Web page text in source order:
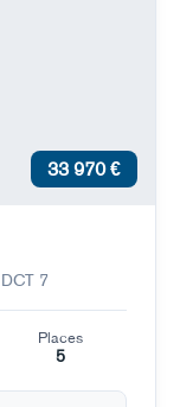
33 970 €
7
Places
5